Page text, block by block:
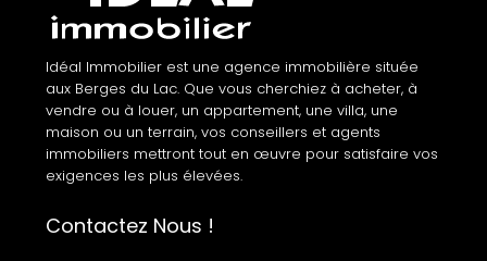
Idéal Immobilier est une agence immobilière située
aux Berges du Lac. Que vous cherchiez à acheter, à
vendre ou à louer, un appartement, une villa, une
maison ou un terrain, vos conseillers et agents
immobiliers mettront tout en œuvre pour satisfaire vos
exigences les plus élevées.
Contactez Nous !